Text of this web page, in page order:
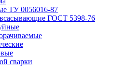
ТУ 0056016-87
ГОСТ 5398-76
сварки